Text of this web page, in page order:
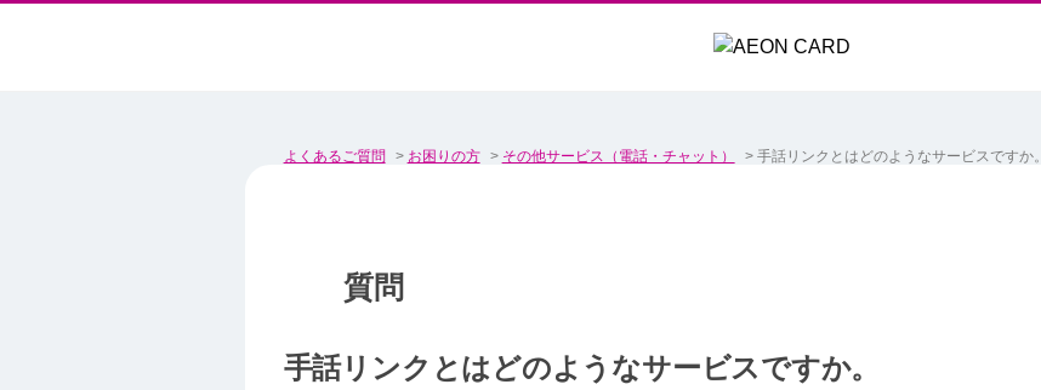
よくあるご質問 > お困りの方 > その他サービス（電話・チャット） > 手話リンクとはどのようなサービスですか。
手話リンクとはどのようなサービスですか。